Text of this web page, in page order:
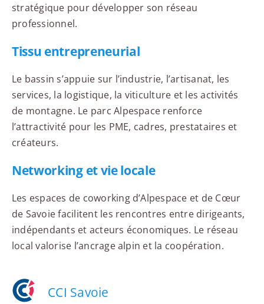
stratégique pour développer son réseau
professionnel.
Tissu entrepreneurial
Le bassin s’appuie sur l’industrie, l’artisanat, les
services, la logistique, la viticulture et les activités
de montagne. Le parc Alpespace renforce
l’attractivité pour les PME, cadres, prestataires et
créateurs.
Networking et vie locale
Les espaces de coworking d’Alpespace et de Cœur
de Savoie facilitent les rencontres entre dirigeants,
indépendants et acteurs économiques. Le réseau
local valorise l’ancrage alpin et la coopération.
CCI Savoie